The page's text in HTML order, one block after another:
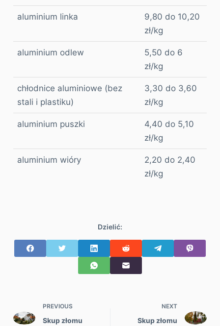
aluminium linka
9,80 do 10,20
zł/kg
aluminium odlew
5,50 do 6
zł/kg
chłodnice aluminiowe (bez
stali i plastiku)
3,30 do 3,60
zł/kg
aluminium puszki
4,40 do 5,10
zł/kg
aluminium wióry
2,20 do 2,40
zł/kg
Dzielić:
PREVIOUS
Skup złomu
NEXT
Skup złomu